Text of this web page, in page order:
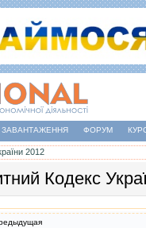
ЗАВАНТАЖЕННЯ ФОРУМ
2012
Кодекс